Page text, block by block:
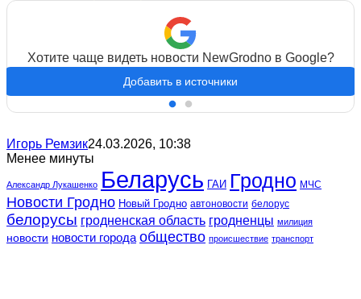
Хотите чаще видеть новости NewGrodno в Google?
Добавить в источники
Игорь Ремзик24.03.2026, 10:38
Менее минуты
Александр Лукашенко Беларусь ГАИ Гродно МЧС
Новости Гродно Новый Гродно автоновости белорус
белорусы гродненская область гродненцы милиция
новости новости города общество происшествие транспорт